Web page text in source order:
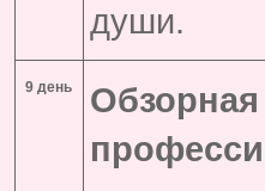
души.
9 день